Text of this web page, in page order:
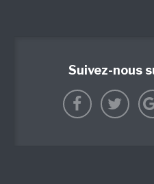
Suivez-nous